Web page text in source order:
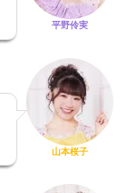
平野伶実
山本桜子